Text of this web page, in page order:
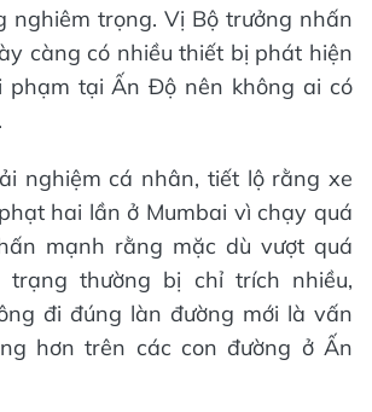
nghiêm trọng. Vị Bộ trưởng nhấn
càng có nhiều thiết bị phát hiện
tại Ấn Độ nên không ai có
nghiệm cá nhân, tiết lộ rằng xe
hai lần ở Mumbai vì chạy quá
mạnh rằng mặc dù vượt quá
thường bị chỉ trích nhiều,
đi đúng làn đường mới là vấn
hơn trên các con đường ở Ấn